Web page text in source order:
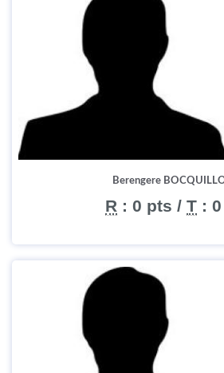
Berengere
R : 0 pts / T :